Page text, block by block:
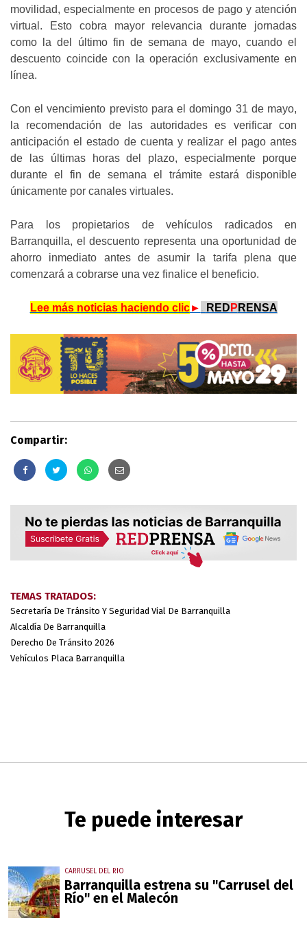
movilidad, especialmente en procesos de pago y atención
virtual. Esto cobra mayor relevancia durante jornadas
como la del último fin de semana de mayo, cuando el
descuento coincide con la operación exclusivamente en
línea.
Con el vencimiento previsto para el domingo 31 de mayo,
la recomendación de las autoridades es verificar con
anticipación el estado de cuenta y realizar el pago antes
de las últimas horas del plazo, especialmente porque
durante el fin de semana el trámite estará disponible
únicamente por canales virtuales.
Para los propietarios de vehículos radicados en
Barranquilla, el descuento representa una oportunidad de
ahorro inmediato antes de asumir la tarifa plena que
comenzará a cobrarse una vez finalice el beneficio.
Lee más noticias haciendo clic► RED P RENSA
Compartir:
TEMAS TRATADOS:
Secretaría De Tránsito Y Seguridad Vial De Barranquilla
Alcaldía De Barranquilla
Derecho De Tránsito 2026
Vehículos Placa Barranquilla
Te puede interesar
CARRUSEL DEL RIO
Barranquilla estrena su "Carrusel del
Río" en el Malecón